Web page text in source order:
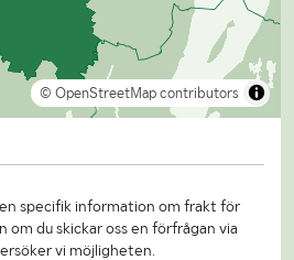
© OpenStreetMap contributors
specifik information om frakt för
du skickar oss en förfrågan via
vi möjligheten.